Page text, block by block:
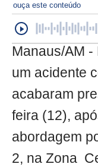
ouça este conteúdo
Manaus/AM
um acidente
acabaram
feira (12),
abordagem
2, na Zona